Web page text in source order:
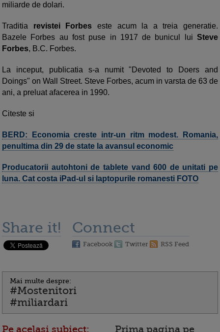
miliarde de dolari.
Traditia revistei Forbes este acum la a treia generatie.
Bazele Forbes au fost puse in 1917 de bunicul lui Steve
Forbes, B.C. Forbes.
La inceput, publicatia s-a numit "Devoted to Doers and
Doings" on Wall Street. Steve Forbes, acum in varsta de 63 de
ani, a preluat afacerea in 1990.
Citeste si
BERD: Economia creste intr-un ritm modest. Romania,
penultima din 29 de state la avansul economic
Producatorii autohtoni de tablete vand 600 de unitati pe
luna. Cat costa iPad-ul si laptopurile romanesti FOTO
Share it! Connect
Facebook Twitter RSS Feed
Mai multe despre:
#Mostenitori
#miliardari
Pe acelasi subiect:
Prima pagina pe